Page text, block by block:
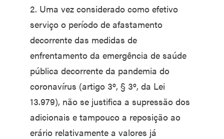
2. Uma vez considerado como efetivo
serviço o período de afastamento
decorrente das medidas de
enfrentamento da emergência de saúde
pública decorrente da pandemia do
coronavírus (artigo 3º, § 3º, da Lei
13.979), não se justifica a supressão dos
adicionais e tampouco a reposição ao
erário relativamente a valores já